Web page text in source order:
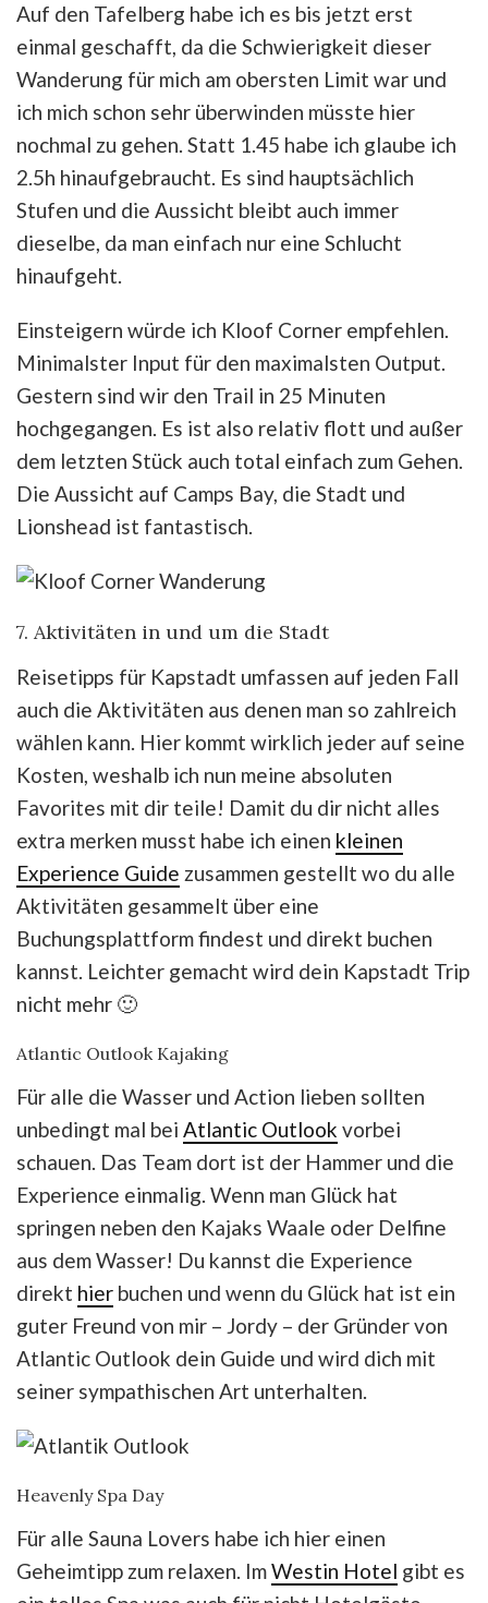
Auf den Tafelberg habe ich es bis jetzt erst
einmal geschafft, da die Schwierigkeit dieser
Wanderung für mich am obersten Limit war und
ich mich schon sehr überwinden müsste hier
nochmal zu gehen. Statt 1.45 habe ich glaube ich
2.5h hinaufgebraucht. Es sind hauptsächlich
Stufen und die Aussicht bleibt auch immer
dieselbe, da man einfach nur eine Schlucht
hinaufgeht.
Einsteigern würde ich Kloof Corner empfehlen.
Minimalster Input für den maximalsten Output.
Gestern sind wir den Trail in 25 Minuten
hochgegangen. Es ist also relativ flott und außer
dem letzten Stück auch total einfach zum Gehen.
Die Aussicht auf Camps Bay, die Stadt und
Lionshead ist fantastisch.
7. Aktivitäten in und um die Stadt
Reisetipps für Kapstadt umfassen auf jeden Fall
auch die Aktivitäten aus denen man so zahlreich
wählen kann. Hier kommt wirklich jeder auf seine
Kosten, weshalb ich nun meine absoluten
Favorites mit dir teile! Damit du dir nicht alles
extra merken musst habe ich einen kleinen
Experience Guide zusammen gestellt wo du alle
Aktivitäten gesammelt über eine
Buchungsplattform findest und direkt buchen
kannst. Leichter gemacht wird dein Kapstadt Trip
nicht mehr 🙂
Atlantic Outlook Kajaking
Für alle die Wasser und Action lieben sollten
unbedingt mal bei Atlantic Outlook vorbei
schauen. Das Team dort ist der Hammer und die
Experience einmalig. Wenn man Glück hat
springen neben den Kajaks Waale oder Delfine
aus dem Wasser! Du kannst die Experience
direkt hier buchen und wenn du Glück hat ist ein
guter Freund von mir – Jordy – der Gründer von
Atlantic Outlook dein Guide und wird dich mit
seiner sympathischen Art unterhalten.
Heavenly Spa Day
Für alle Sauna Lovers habe ich hier einen
Geheimtipp zum relaxen. ImWestin Hotel gibt es